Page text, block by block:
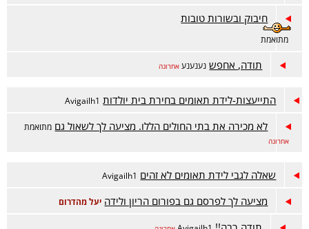
חיבוק ובשורות טובות
מתואמת
תודה, אחפש נענענע אחרונה
התייעצות-לידת תאומים בחירת בית יולדות Avigailh1
לא מכירה את בתי החולים הללו. מציעה לך לשאול גם מתואמת
אחרונה
שאלה לגבי לידת תאומים לא זהים Avigailh1
מציעה לך לפרסם גם בפורום הריון ולידה יעל מהדרום